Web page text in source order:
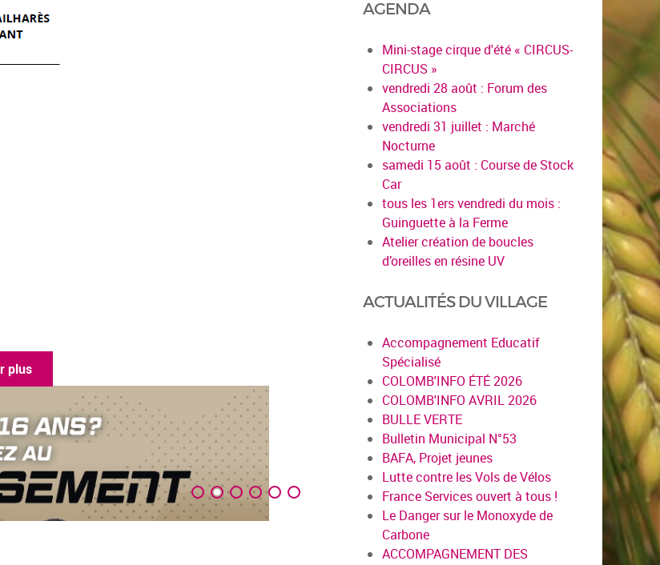
en savoir plus
AGENDA
Mini-stage cirque d'été « CIRCUS-
CIRCUS »
vendredi 28 août : Forum des
Associations
vendredi 31 juillet : Marché
Nocturne
samedi 15 août : Course de Stock
Car
tous les 1ers vendredi du mois :
Guinguette à la Ferme
Atelier création de boucles
d’oreilles en résine UV
ACTUALITÉS DU VILLAGE
Accompagnement Educatif
Spécialisé
COLOMB'INFO ÉTÉ 2026
COLOMB'INFO AVRIL 2026
BULLE VERTE
Bulletin Municipal N°53
BAFA, Projet jeunes
Lutte contre les Vols de Vélos
France Services ouvert à tous !
Le Danger sur le Monoxyde de
Carbone
ACCOMPAGNEMENT DES